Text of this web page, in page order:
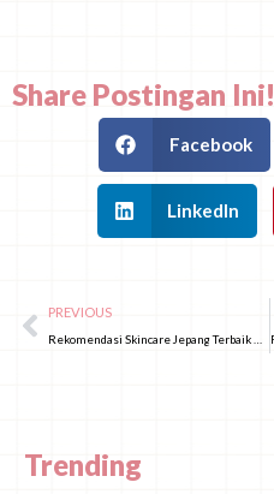
Share Postingan Ini!
Facebook
LinkedIn
PREVIOUS
Trending